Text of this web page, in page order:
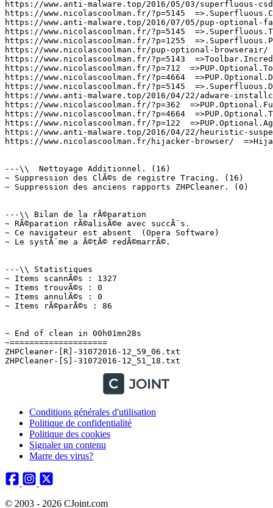
Conditions générales d'utilisation
Politique de confidentialité
Politique des cookies
Signaler un contenu
Marre des virus?
© 2003 - 2026 CJoint.com